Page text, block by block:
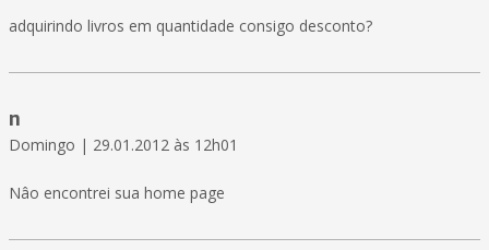
adquirindo livros em quantidade consigo desconto?
n
Domingo | 29.01.2012 às 12h01
Nâo encontrei sua home page